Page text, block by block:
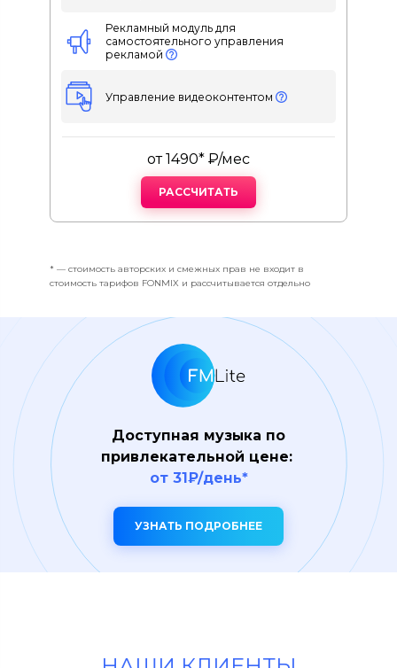
Рекламный модуль для
самостоятельного управления
рекламой
Управление видеоконтентом
от 1490* ₽/мес
РАССЧИТАТЬ
* — стоимость авторских и смежных прав не входит в
стоимость тарифов FONMIX и рассчитывается отдельно
Доступная музыка по
привлекательной цене:
от 31₽/день*
УЗНАТЬ ПОДРОБНЕЕ